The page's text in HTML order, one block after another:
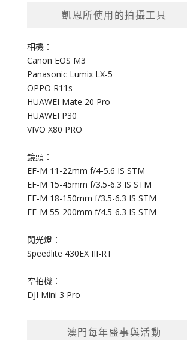
凱恩所使用的拍攝工具
相機：
Canon EOS M3
Panasonic Lumix LX-5
OPPO R11s
HUAWEI Mate 20 Pro
HUAWEI P30
VIVO X80 PRO
鏡頭：
EF-M 11-22mm f/4-5.6 IS STM
EF-M 15-45mm f/3.5-6.3 IS STM
EF-M 18-150mm f/3.5-6.3 IS STM
EF-M 55-200mm f/4.5-6.3 IS STM
閃光燈：
Speedlite 430EX III-RT
空拍機：
DJI Mini 3 Pro
澳門每年盛事與活動